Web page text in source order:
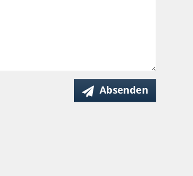
Absenden